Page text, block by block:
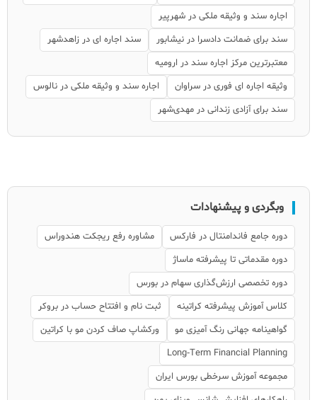
اجاره سند و وثیقه ملکی در شهرپیر
سند برای ضمانت دادسرا در نیشابور
سند اجاره ای در زاهدشهر
معتبرترین مرکز اجاره سند در ارومیه
وثیقه اجاره ای فوری در سراوان
اجاره سند و وثیقه ملکی در نالوس
سند برای آزادی زندانی در مهدی‌شهر
وبگردی و پیشنهادات
دوره جامع فاندامنتال در فارکس
مشاوره رفع ریجکت هندوراس
دوره مقدماتی تا پیشرفته ماساژ
دوره تخصصی ارزش‌گذاری سهام در بورس
کلاس آموزش پیشرفته کراتینه
ثبت نام و افتتاح حساب در بروکر
گواهینامه جهانی رنگ آمیزی مو
ورکشاپ صاف کردن مو با کراتین
Long‑Term Financial Planning
مجموعه آموزش سرخطی بورس ایران